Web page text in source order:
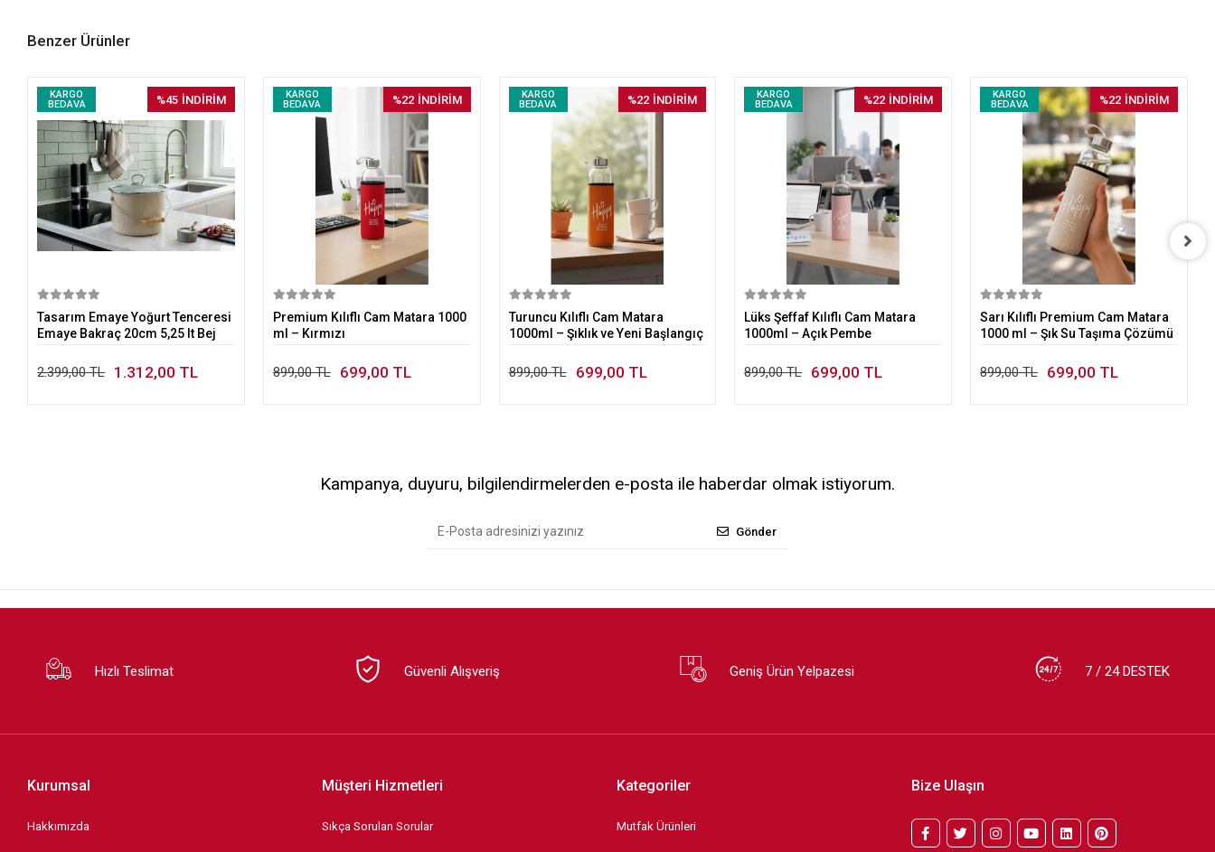
Benzer Ürünler
KARGO
BEDAVA
%45 İNDİRİM
Tasarım Emaye Yoğurt Tenceresi
Emaye Bakraç 20cm 5,25 lt Bej
2.399,00 TL 1.312,00 TL
KARGO
BEDAVA
%22 İNDİRİM
Premium Kılıflı Cam Matara 1000
ml – Kırmızı
899,00 TL 699,00 TL
KARGO
BEDAVA
%22 İNDİRİM
Turuncu Kılıflı Cam Matara
1000ml – Şıklık ve Yeni Başlangıç
899,00 TL 699,00 TL
KARGO
BEDAVA
%22 İNDİRİM
Lüks Şeffaf Kılıflı Cam Matara
1000ml – Açık Pembe
899,00 TL 699,00 TL
KARGO
BEDAVA
%22 İNDİRİM
Sarı Kılıflı Premium Cam Matara
1000 ml – Şık Su Taşıma Çözümü
899,00 TL 699,00 TL
Kampanya, duyuru, bilgilendirmelerden e-posta ile haberdar olmak istiyorum.
Gönder
Hızlı Teslimat Güvenli Alışveriş Geniş Ürün Yelpazesi 7 / 24 DESTEK
Kurumsal
Hakkımızda
Müşteri Hizmetleri
Sıkça Sorulan Sorular
Kategoriler
Mutfak Ürünleri
Bize Ulaşın